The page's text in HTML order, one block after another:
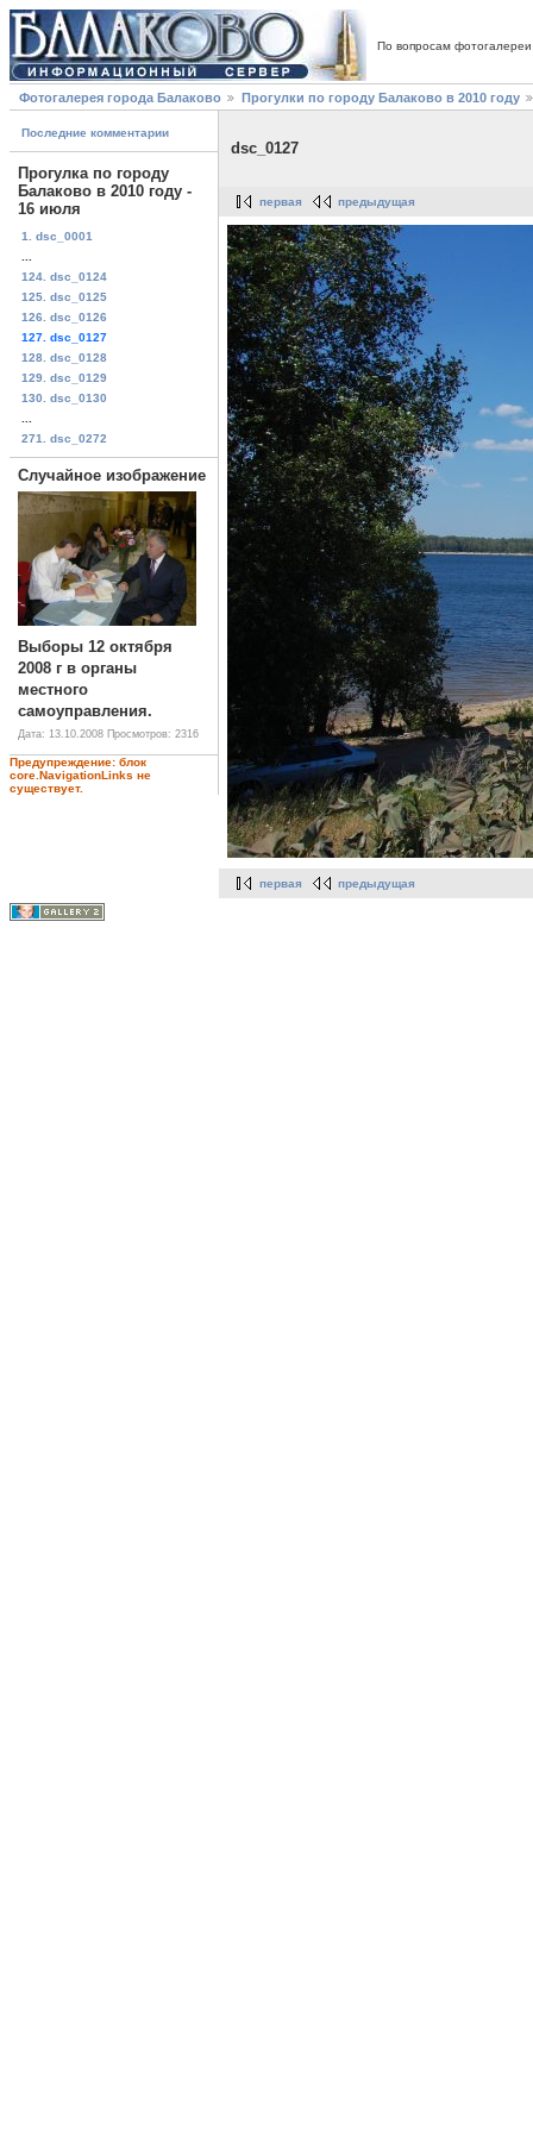
По вопросам
Фотогалерея города Балаково Прогулки по городу Балаково в 2010 году
Последние комментарии
Прогулка по городу
Балаково в 2010 году -
16 июля
1. dsc_0001
124. dsc_0124
125. dsc_0125
126. dsc_0126
127. dsc_0127
128. dsc_0128
129. dsc_0129
130. dsc_0130
271. dsc_0272
Случайное изображение
Выборы 12 октября
2008 г в органы
местного
самоуправления.
Дата: 13.10.2008 Просмотров: 2316
Предупреждение: блок
core.NavigationLinks не
существует.
dsc_0127
первая предыдущая
первая предыдущая